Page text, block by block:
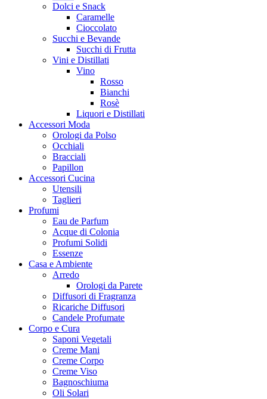
Dolci e Snack
Caramelle
Cioccolato
Succhi e Bevande
Succhi di Frutta
Vini e Distillati
Vino
Rosso
Bianchi
Rosè
Liquori e Distillati
Accessori Moda
Orologi da Polso
Occhiali
Bracciali
Papillon
Accessori Cucina
Utensili
Taglieri
Profumi
Eau de Parfum
Acque di Colonia
Profumi Solidi
Essenze
Casa e Ambiente
Arredo
Orologi da Parete
Diffusori di Fragranza
Ricariche Diffusori
Candele Profumate
Corpo e Cura
Saponi Vegetali
Creme Mani
Creme Corpo
Creme Viso
Bagnoschiuma
Oli Solari